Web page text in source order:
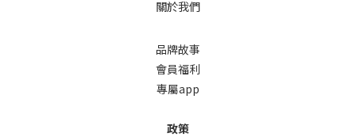
關於我們
品牌故事
會員福利
專屬app
政策